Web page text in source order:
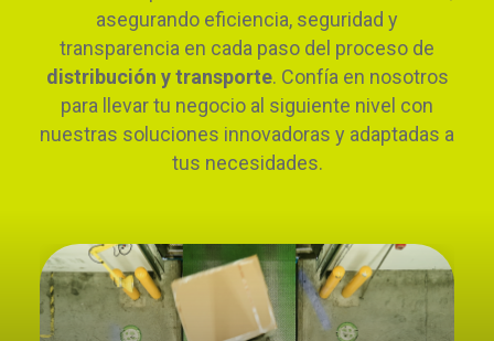
asegurando eficiencia, seguridad y
transparencia en cada paso del proceso de
distribución y transporte. Confía en nosotros
para llevar tu negocio al siguiente nivel con
nuestras soluciones innovadoras y adaptadas a
tus necesidades.